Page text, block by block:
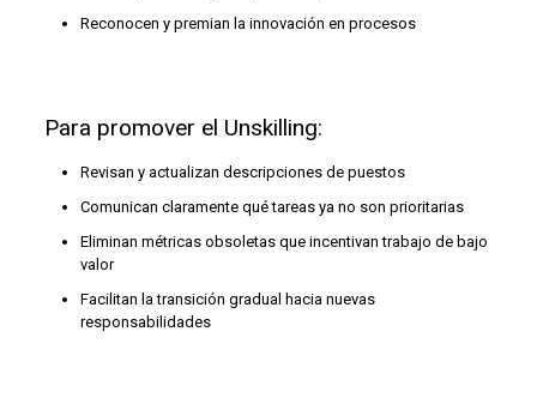
Reconocen y premian la innovación en procesos
Para promover el Unskilling:
Revisan y actualizan descripciones de puestos
Comunican claramente qué tareas ya no son prioritarias
Eliminan métricas obsoletas que incentivan trabajo de bajo
valor
Facilitan la transición gradual hacia nuevas
responsabilidades